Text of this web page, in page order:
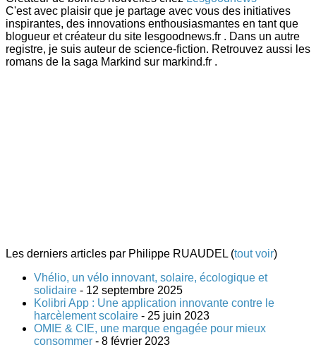
C'est avec plaisir que je partage avec vous des initiatives
inspirantes, des innovations enthousiasmantes en tant que
blogueur et créateur du site lesgoodnews.fr . Dans un autre
registre, je suis auteur de science-fiction. Retrouvez aussi les
romans de la saga Markind sur markind.fr .
Les derniers articles par Philippe RUAUDEL (tout voir)
Vhélio, un vélo innovant, solaire, écologique et
solidaire - 12 septembre 2025
Kolibri App : Une application innovante contre le
harcèlement scolaire - 25 juin 2023
OMIE & CIE, une marque engagée pour mieux
consommer - 8 février 2023